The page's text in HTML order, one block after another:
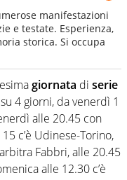
manifestazioni
e testate. Esperienza,
storica. Si occupa
giornata di serie
4 giorni, da venerdì 1
alle 20.45 con
c’è Udinese-Torino,
Fabbri, alle 20.45
alle 12.30 c’è